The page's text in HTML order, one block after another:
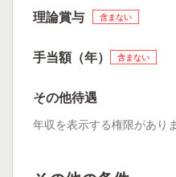
理論賞与 含まない
手当額（年） 含まない
その他待遇
年収を表示する権限があり